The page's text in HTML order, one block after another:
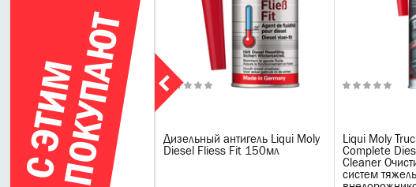
С
Э
Т
И
М
П
О
К
У
П
А
ЮТ
дизельного
Liqui Moly Pro Line
Diesel Additiv 1л
Дизельный антигель Liqui Moly
Diesel Fliess Fit 150мл
Liqui Moly
Complete
Cleaner
систем